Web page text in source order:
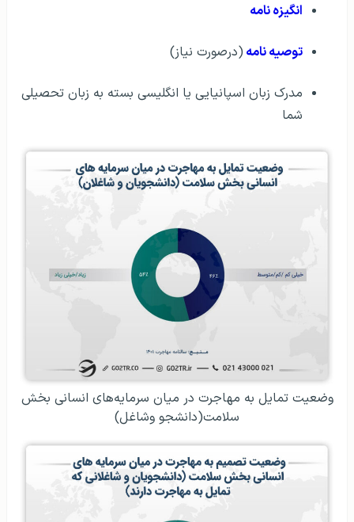
انگیزه نامه
توصیه نامه (درصورت نیاز)
مدرک زبان اسپانیایی یا انگلیسی بسته به زبان تحصیلی
شما
وضعیت تمایل به مهاجرت در میان سرمایه‌های انسانی بخش
سلامت(دانشجو وشاغل)